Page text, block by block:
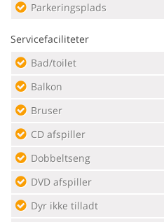
Parkeringsplads
Servicefaciliteter
Bad/toilet
Balkon
Bruser
CD afspiller
Dobbeltseng
DVD afspiller
Dyr ikke tilladt